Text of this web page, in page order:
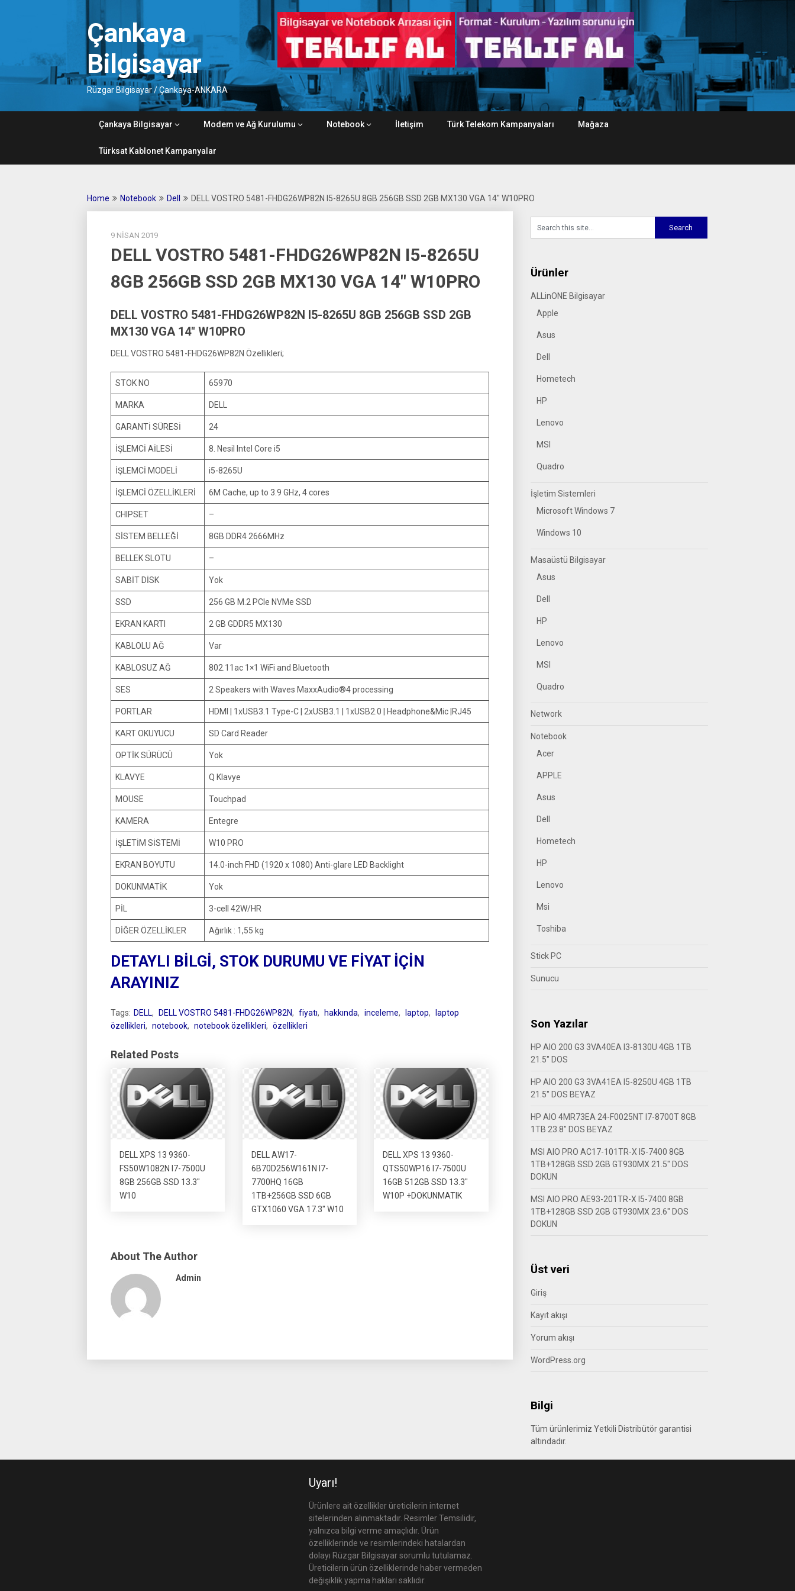
Çankaya
Bilgisayar
Rüzgar Bilgisayar / Çankaya-ANKARA
Çankaya Bilgisayar Modem ve Ağ Kurulumu Notebook İletişim Türk Telekom Kampanyaları Mağaza
Türksat Kablonet Kampanyalar
Home Notebook Dell DELL VOSTRO 5481-FHDG26WP82N I5-8265U 8GB 256GB SSD 2GB MX130 VGA 14″ W10PRO
9 NISAN 2019
DELL VOSTRO 5481-FHDG26WP82N I5-8265U
8GB 256GB SSD 2GB MX130 VGA 14″ W10PRO
DELL VOSTRO 5481-FHDG26WP82N I5-8265U 8GB 256GB SSD 2GB
MX130 VGA 14″ W10PRO
DELL VOSTRO 5481-FHDG26WP82N Özellikleri;
STOK NO 65970
MARKA DELL
GARANTİ SÜRESİ 24
İŞLEMCİ AİLESİ 8. Nesil Intel Core i5
İŞLEMCİ MODELİ i5-8265U
İŞLEMCİ ÖZELLİKLERİ 6M Cache, up to 3.9 GHz, 4 cores
CHIPSET –
SİSTEM BELLEĞİ 8GB DDR4 2666MHz
BELLEK SLOTU –
SABİT DİSK Yok
SSD 256 GB M.2 PCIe NVMe SSD
EKRAN KARTI 2 GB GDDR5 MX130
KABLOLU AĞ Var
KABLOSUZ AĞ 802.11ac 1×1 WiFi and Bluetooth
SES 2 Speakers with Waves MaxxAudio®4 processing
PORTLAR HDMI | 1xUSB3.1 Type-C | 2xUSB3.1 | 1xUSB2.0 | Headphone&Mic |RJ45
KART OKUYUCU SD Card Reader
OPTİK SÜRÜCÜ Yok
KLAVYE Q Klavye
MOUSE Touchpad
KAMERA Entegre
İŞLETİM SİSTEMİ W10 PRO
EKRAN BOYUTU 14.0-inch FHD (1920 x 1080) Anti-glare LED Backlight
DOKUNMATİK Yok
PİL 3-cell 42W/HR
DİĞER ÖZELLİKLER Ağırlık : 1,55 kg
DETAYLI BİLGİ, STOK DURUMU VE FİYAT İÇİN
ARAYINIZ
Tags: DELL, DELL VOSTRO 5481-FHDG26WP82N, fiyatı, hakkında, inceleme, laptop,
laptop
özellikleri, notebook, notebook özellikleri, özellikleri
Related Posts
DELL XPS 13 9360-
FS50W1082N I7-7500U
8GB 256GB SSD 13.3″
W10
DELL AW17-
6B70D256W161N I7-
7700HQ 16GB
1TB+256GB SSD 6GB
GTX1060 VGA 17.3″ W10
DELL XPS 13 9360-
QTS50WP16 I7-7500U
16GB 512GB SSD 13.3″
W10P +DOKUNMATIK
About The Author
Admin
Ürünler
ALLinONE Bilgisayar
Apple
Asus
Dell
Hometech
HP
Lenovo
MSI
Quadro
İşletim Sistemleri
Microsoft Windows 7
Windows 10
Masaüstü Bilgisayar
Asus
Dell
HP
Lenovo
MSI
Quadro
Network
Notebook
Acer
APPLE
Asus
Dell
Hometech
HP
Lenovo
Msi
Toshiba
Stick PC
Sunucu
Son Yazılar
HP AIO 200 G3 3VA40EA I3-8130U 4GB 1TB
21.5″ DOS
HP AIO 200 G3 3VA41EA I5-8250U 4GB 1TB
21.5″ DOS BEYAZ
HP AIO 4MR73EA 24-F0025NT I7-8700T 8GB
1TB 23.8″ DOS BEYAZ
MSI AIO PRO AC17-101TR-X I5-7400 8GB
1TB+128GB SSD 2GB GT930MX 21.5″ DOS
DOKUN
MSI AIO PRO AE93-201TR-X I5-7400 8GB
1TB+128GB SSD 2GB GT930MX 23.6″ DOS
DOKUN
Üst veri
Giriş
Kayıt akışı
Yorum akışı
WordPress.org
Bilgi
Tüm ürünlerimiz Yetkili Distribütör garantisi
altındadır.
Uyarı!
Ürünlere ait özellikler üreticilerin internet
sitelerinden alınmaktadır. Resimler Temsilidir,
yalnızca bilgi verme amaçlıdır. Ürün
özelliklerinde ve resimlerindeki hatalardan
dolayı Rüzgar Bilgisayar sorumlu tutulamaz.
Üreticilerin ürün özelliklerinde haber vermeden
değişiklik yapma hakları saklıdır.